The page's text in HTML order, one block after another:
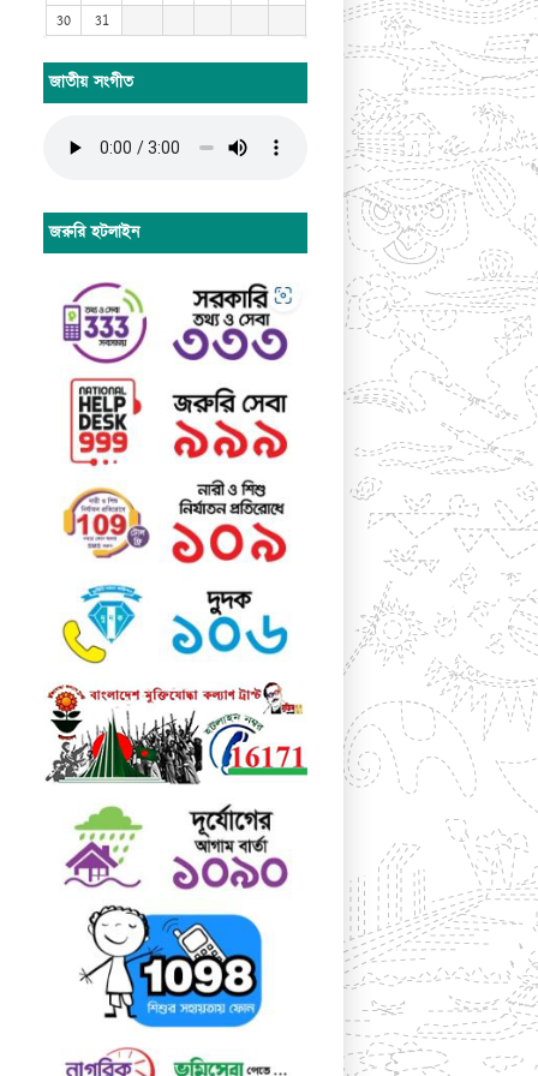
30
31
জাতীয় সংগীত
জরুরি হটলাইন